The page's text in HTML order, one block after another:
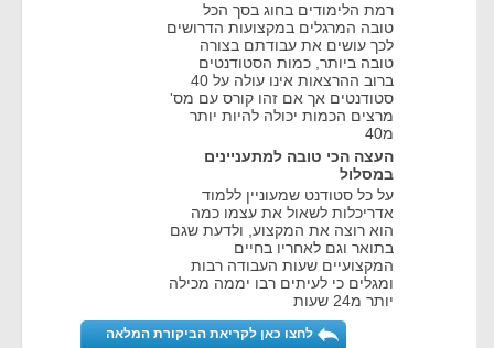
רמת הלימודים בחוג בסך הכל
טובה המרגלים במקצועות הדרושים
לכך עושים את עבודתם בצורה
טובה ביותר, כמות הסטודנטים
ברוב ההרצאות אינו עולה על 40
סטודנטים אך אם זהו קורס עם מס'
מרצים הכמות יכולה להיות יותר
מ40
העצה הכי טובה למתעניינים
במסלול
על כל סטודנט שמעוניין ללמוד
אדריכלות לשאול את עצמו כמה
הוא רוצה את המקצוע, ולדעת שגם
בתואר וגם לאחריו בחיים
המקצועיים שעות העבודה רבות
ומגלים כי לעיתים רבו יממה מכילה
יותר מ24 שעות
לחצו כאן לקריאת הביקורת המלאה